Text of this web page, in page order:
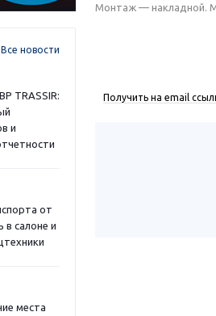
Все новости
TRASSIR:
и
от
в салоне и
места
Монтаж — накладной.
Получить на email